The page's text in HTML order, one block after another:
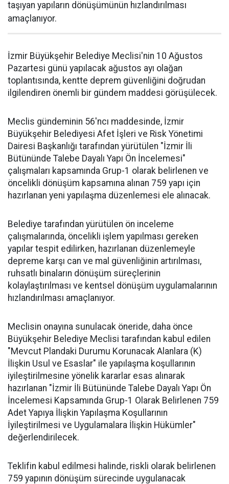
taşıyan yapıların dönüşümünün hızlandırılması
amaçlanıyor.
İzmir Büyükşehir Belediye Meclisi'nin 10 Ağustos
Pazartesi günü yapılacak ağustos ayı olağan
toplantısında, kentte deprem güvenliğini doğrudan
ilgilendiren önemli bir gündem maddesi görüşülecek.
Meclis gündeminin 56'ncı maddesinde, İzmir
Büyükşehir Belediyesi Afet İşleri ve Risk Yönetimi
Dairesi Başkanlığı tarafından yürütülen "İzmir İli
Bütününde Talebe Dayalı Yapı Ön İncelemesi"
çalışmaları kapsamında Grup-1 olarak belirlenen ve
öncelikli dönüşüm kapsamına alınan 759 yapı için
hazırlanan yeni yapılaşma düzenlemesi ele alınacak.
Belediye tarafından yürütülen ön inceleme
çalışmalarında, öncelikli işlem yapılması gereken
yapılar tespit edilirken, hazırlanan düzenlemeyle
depreme karşı can ve mal güvenliğinin artırılması,
ruhsatlı binaların dönüşüm süreçlerinin
kolaylaştırılması ve kentsel dönüşüm uygulamalarının
hızlandırılması amaçlanıyor.
Meclisin onayına sunulacak öneride, daha önce
Büyükşehir Belediye Meclisi tarafından kabul edilen
"Mevcut Plandaki Durumu Korunacak Alanlara (K)
İlişkin Usul ve Esaslar" ile yapılaşma koşullarının
iyileştirilmesine yönelik kararlar esas alınarak
hazırlanan "İzmir İli Bütününde Talebe Dayalı Yapı Ön
İncelemesi Kapsamında Grup-1 Olarak Belirlenen 759
Adet Yapıya İlişkin Yapılaşma Koşullarının
İyileştirilmesi ve Uygulamalara İlişkin Hükümler"
değerlendirilecek.
Teklifin kabul edilmesi halinde, riskli olarak belirlenen
759 yapının dönüşüm sürecinde uygulanacak